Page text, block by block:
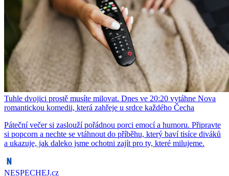
Tuhle dvojici prostě musíte milovat. Dnes ve 20:20 vytáhne Nova
romantickou komedii, která zahřeje u srdce každého Čecha
Páteční večer si zaslouží pořádnou porci emocí a humoru. Připravte
si popcorn a nechte se vtáhnout do příběhu, který baví tisíce diváků
a ukazuje, jak daleko jsme ochotni zajít pro ty, které milujeme.
NESPECHEJ.cz